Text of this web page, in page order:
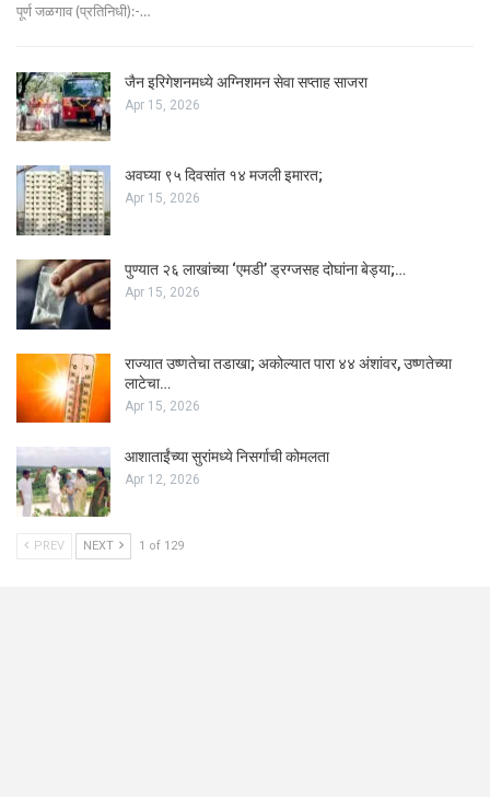
पूर्ण जळगाव (प्रतिनिधी):-…
जैन इरिगेशनमध्ये अग्निशमन सेवा सप्ताह साजरा
Apr 15, 2026
अवघ्या ९५ दिवसांत १४ मजली इमारत;
Apr 15, 2026
पुण्यात २६ लाखांच्या ‘एमडी’ ड्रग्जसह दोघांना बेड्या;…
Apr 15, 2026
राज्यात उष्णतेचा तडाखा; अकोल्यात पारा ४४ अंशांवर, उष्णतेच्या
लाटेचा…
Apr 15, 2026
आशाताईंच्या सुरांमध्ये निसर्गाची कोमलता
Apr 12, 2026
PREV NEXT 1 of 129